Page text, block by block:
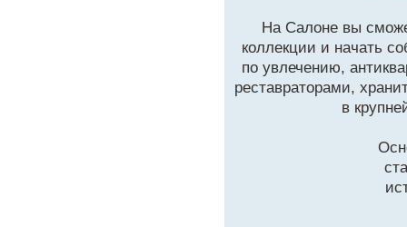
На Салоне вы
коллекции и начать
по увлечению,
реставраторами,
в